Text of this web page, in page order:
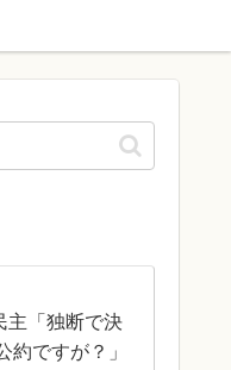
主「独断で決
ですが？」